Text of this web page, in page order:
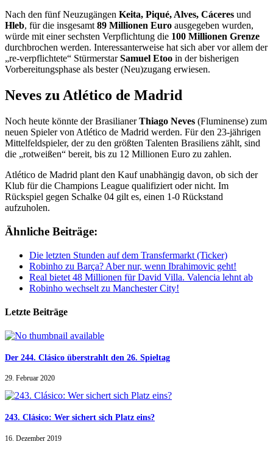
Nach den fünf Neuzugängen Keita, Piqué, Alves, Cáceres und
Hleb, für die insgesamt89 Millionen Euro ausgegeben wurden,
würde mit einer sechsten Verpflichtung die 100 Millionen Grenze
durchbrochen werden. Interessanterweise hat sich aber vor allem der
„re-verpflichtete“ StürmerstarSamuel Etoo in der bisherigen
Vorbereitungsphase als bester (Neu)zugang erwiesen.
Neves zu Atlético de Madrid
Noch heute könnte der BrasilianerThiago Neves (Fluminense) zum
neuen Spieler von Atlético de Madrid werden. Für den 23-jährigen
Mittelfeldspieler, der zu den größten Talenten Brasiliens zählt, sind
die „rotweißen“ bereit, bis zu 12 Millionen Euro zu zahlen.
Atlético de Madrid plant den Kauf unabhängig davon, ob sich der
Klub für die Champions League qualifiziert oder nicht. Im
Rückspiel gegen Schalke 04 gilt es, einen 1-0 Rückstand
aufzuholen.
Ähnliche Beiträge:
Die letzten Stunden auf dem Transfermarkt (Ticker)
Robinho zu Barça? Aber nur, wenn Ibrahimovic geht!
Real bietet 48 Millionen für David Villa. Valencia lehnt ab
Robinho wechselt zu Manchester City!
Letzte Beiträge
Der 244. Clásico überstrahlt den 26. Spieltag
29. Februar 2020
243. Clásico: Wer sichert sich Platz eins?
16. Dezember 2019